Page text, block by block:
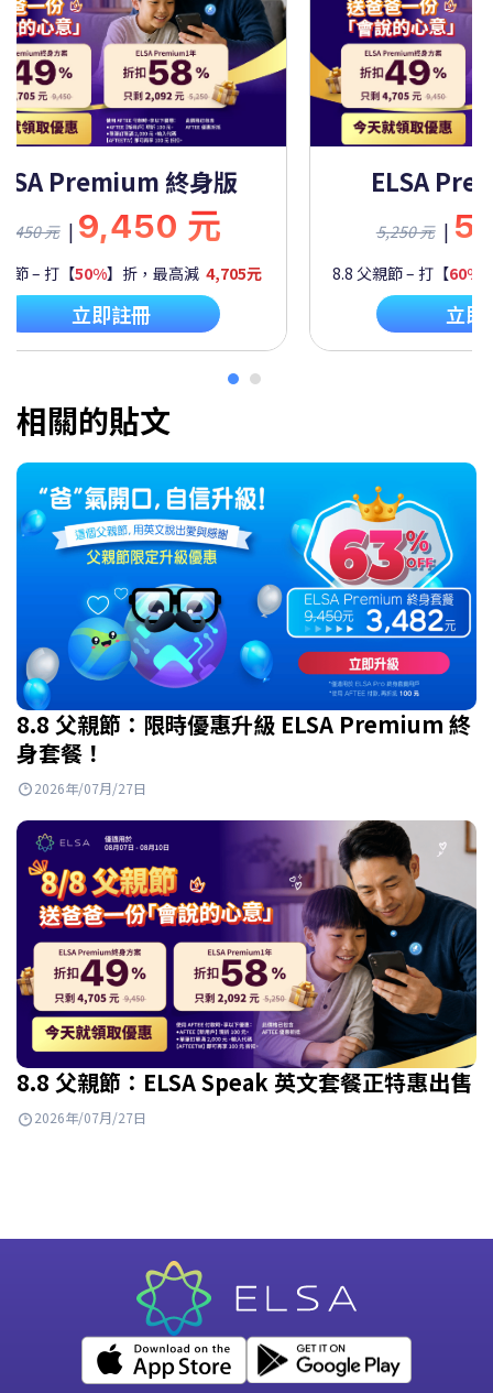
相關的貼文
8.8 父親節：限時優惠升級 ELSA Premium 終
身套餐！
2026年/07月/27日
8.8 父親節：ELSA Speak 英文套餐正特惠出售
2026年/07月/27日
ELSA Premium 一年
5,250 元 |5,250 元
8.8 父親節 – 打【 60% 】折，最高減2,092元
立即註冊
ELSA
9,450 元
8.8 父親節 – 打【